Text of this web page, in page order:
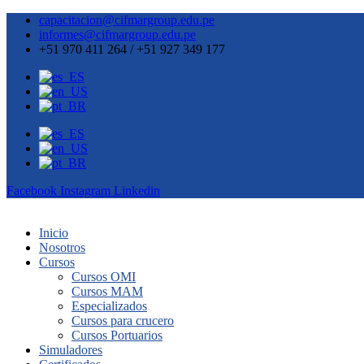
capacitacion@cifmargroup.edu.pe
informes@cifmargroup.edu.pe
+51 970 411 264 / +51 927 349 177
Facebook Instagram Linkedin
Inicio
Nosotros
Cursos
Cursos OMI
Cursos MAM
Especializados
Cursos para crucero
Cursos Portuarios
Simuladores